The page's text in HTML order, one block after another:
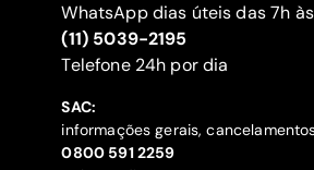
WhatsApp dias úteis das 7h
(11) 5039-2195
‍Telefone 24h por dia
SAC:
informações gerais,
‍0800 591 2259